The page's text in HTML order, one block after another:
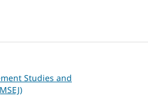
Studies and